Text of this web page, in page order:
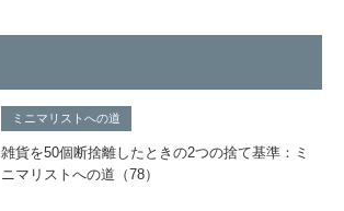
ミニマリストへの道
雑貨を50個断捨離したときの2つの捨て基準：ミ
ニマリストへの道（78）